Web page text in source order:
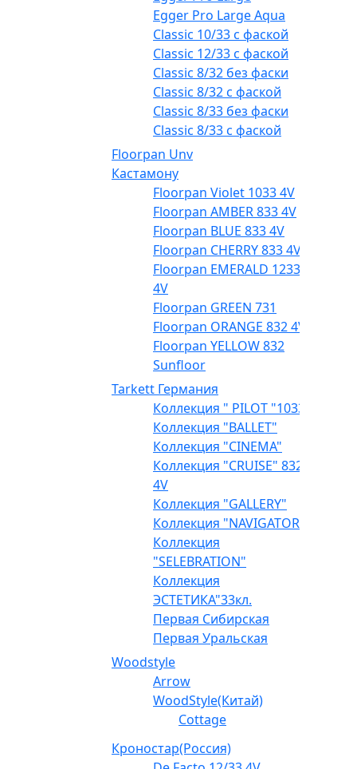
Egger Pro Large Aqua
Classic 10/33 с фаской
Classic 12/33 с фаской
Classic 8/32 без фаски
Classic 8/32 с фаской
Classic 8/33 без фаски
Classic 8/33 с фаской
Floorpan Unv
Кастамону
Floorpan Violet 1033 4V
Floorpan AMBER 833 4V
Floorpan BLUE 833 4V
Floorpan CHERRY 833 4V
Floorpan EMERALD 1233
4V
Floorpan GREEN 731
Floorpan ORANGE 832 4V
Floorpan YELLOW 832
Sunfloor
Tarkett Германия
Коллекция " PILOT "1033
Коллекция "BALLET"
Коллекция "CINEMA"
Коллекция "CRUISE" 832
4V
Коллекция "GALLERY"
Коллекция "NAVIGATOR"
Коллекция
"SELEBRATION"
Коллекция
ЭСТЕТИКА"33кл.
Первая Сибирская
Первая Уральская
Woodstyle
Arrow
WoodStyle(Китай)
Cottage
Кроностар(Россия)